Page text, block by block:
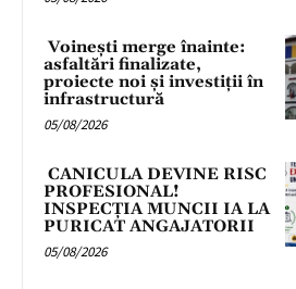
Voinești merge înainte:
asfaltări finalizate,
proiecte noi și investiții în
infrastructură
05/08/2026
CANICULA DEVINE RISC
PROFESIONAL!
INSPECȚIA MUNCII IA LA
PURICAT ANGAJATORII
05/08/2026